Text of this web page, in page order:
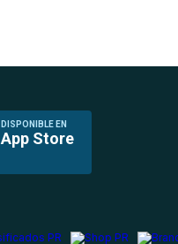
DISPONIBLE EN
App Store